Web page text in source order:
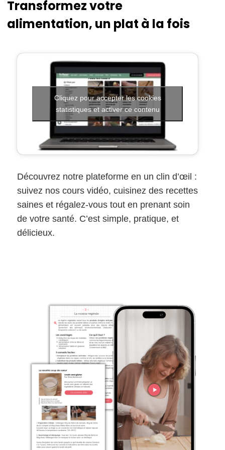
Transformez votre
alimentation, un plat à la fois
Cliquez pour accepter les cookies
statistiques et activer ce contenu
Découvrez notre plateforme en un clin d’œil :
suivez nos cours vidéo, cuisinez des recettes
saines et régalez-vous tout en prenant soin
de votre santé. C’est simple, pratique, et
délicieux.